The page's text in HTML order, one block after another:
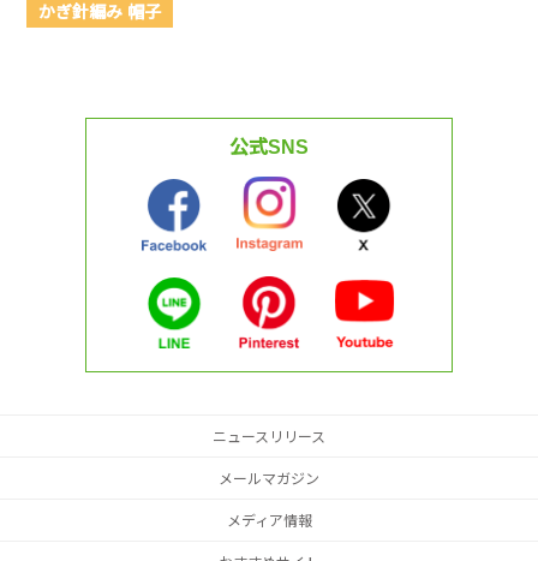
かぎ針編み 帽子
公式SNS
ニュースリリース
メールマガジン
メディア情報